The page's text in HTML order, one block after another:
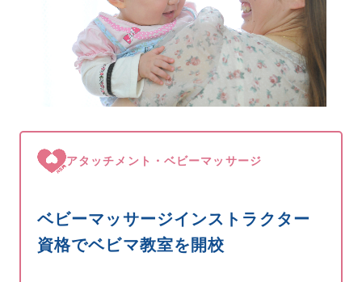
アタッチメント・ベビーマッサージ
ベビーマッサージインストラクター
資格でベビマ教室を開校